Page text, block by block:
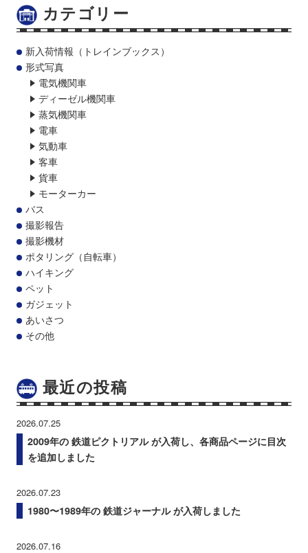
カテゴリー
新入荷情報（トレインブックス）
形式写真
電気機関車
ディーゼル機関車
蒸気機関車
電車
気動車
客車
貨車
モーターカー
バス
撮影報告
撮影機材
ポタリング（自転車）
ハイキング
ペット
ガジェット
あいさつ
その他
最近の投稿
2026.07.25
2009年の 鉄道ピクトリアル が入荷し、各商品ページに目次
を追加しました
2026.07.23
1980〜1989年の 鉄道ジャーナル が入荷しました
2026.07.16